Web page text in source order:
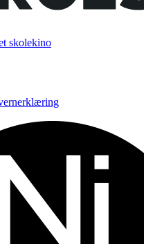
skolekino